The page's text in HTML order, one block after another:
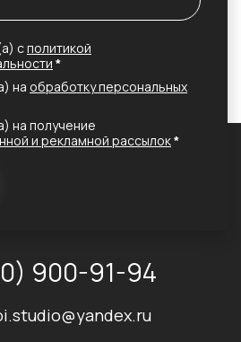
сполитикой
*
на обработку персональных
на получение
и рекламной рассылок*
900-91-94